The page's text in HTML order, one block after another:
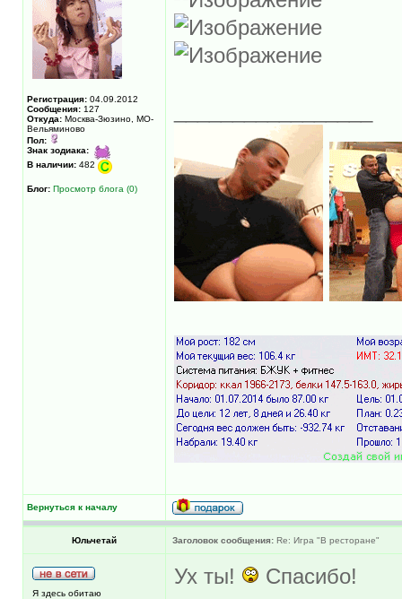
Регистрация: 04.09.2012
Сообщения: 127
Откуда: Москва-Зюзино, МО-
Вельяминово
Пол:
Знак зодиака:
В наличии: 482
Блог: Просмотр блога (0)
Вернуться к началу
Юльчетай Заголовок сообщения: Re: Игра "В ресторане"
Я здесь обитаю
Ух ты! Спасибо!